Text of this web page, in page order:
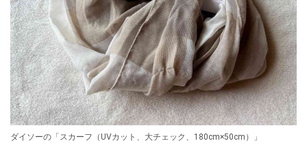
ダイソーの「スカーフ（UVカット、大チェック、180cm×50cm）」